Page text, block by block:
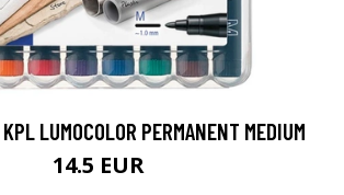
LUMOCOLOR PERMANENT MEDIUM
14.5 EUR